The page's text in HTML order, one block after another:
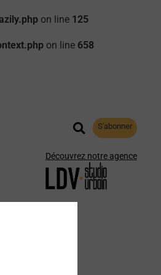
on line 125
on line 658
S'abonner
Découvrez notre agence